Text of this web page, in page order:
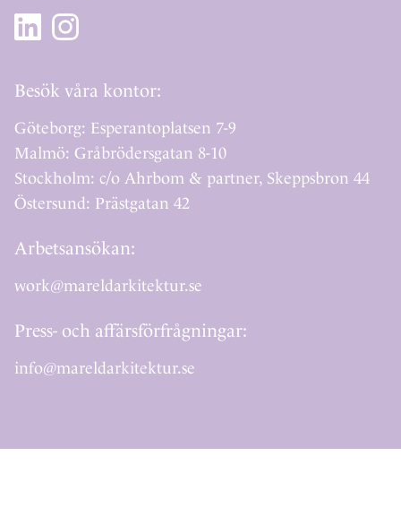
Besök våra kontor:
Göteborg: Esperantoplatsen 7-9
Malmö: Gråbrödersgatan 8-10
Stockholm: c/o Ahrbom & partner, Skeppsbron 44
Östersund: Prästgatan 42
Arbetsansökan:
work@mareldarkitektur.se
Press- och affärsförfrågningar:
info@mareldarkitektur.se